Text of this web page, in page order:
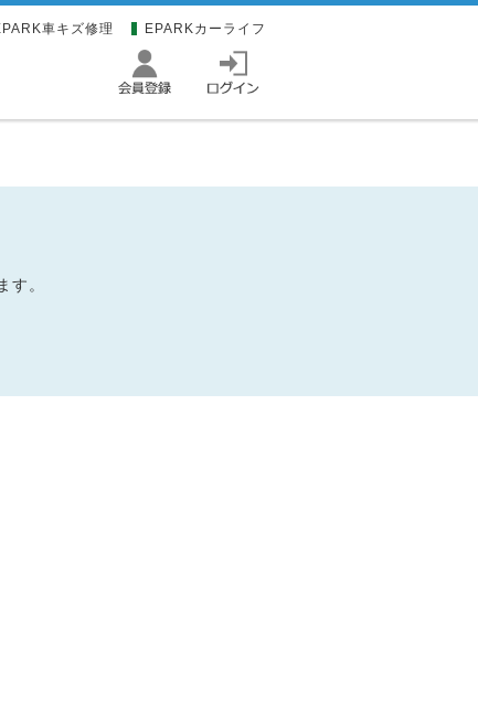
車キズ修理 EPARKカーライフ
す。